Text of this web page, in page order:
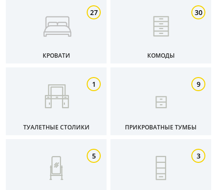
27
КРОВАТИ
30
КОМОДЫ
1
ТУАЛЕТНЫЕ СТОЛИКИ
9
ПРИКРОВАТНЫЕ ТУМБЫ
5 3